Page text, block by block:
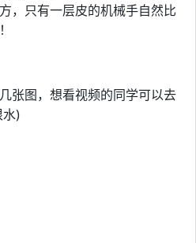
，只有一层皮的机械手自然比
张图，想看视频的同学可以去
)